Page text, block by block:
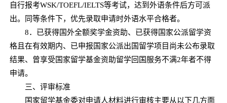
自行报考WSK/TOEFL/IELTS等考试，达到外语条件后方可派
出。同等条件下，优先录取申请时外语水平合格者。
8．已获得国外全额奖学金资助、已获得国家公派留学资
格且在有效期内、已申报国家公派出国留学项目尚未公布录取
结果、曾享受国家留学基金资助留学回国服务不满2年者不得
申请。
三、评审标准
国家留学基金委对申请人材料进行审核主要从以下几方面